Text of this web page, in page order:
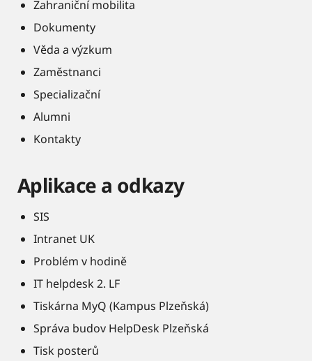
Zahraniční mobilita
Dokumenty
Věda a výzkum
Zaměstnanci
Specializační
Alumni
Kontakty
Aplikace a odkazy
SIS
Intranet UK
Problém v hodině
IT helpdesk 2. LF
Tiskárna MyQ (Kampus Plzeňská)
Správa budov HelpDesk Plzeňská
Tisk posterů